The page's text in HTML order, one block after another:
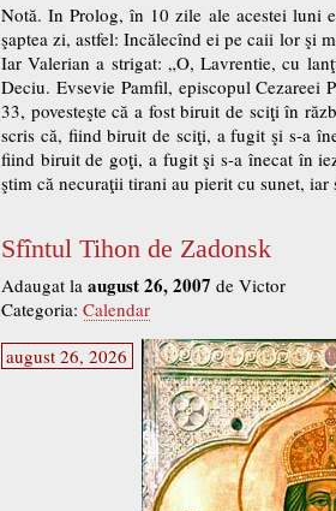
Notă. In Prolog, în 10 zile ale acestei luni
şaptea zi, astfel: Incălecînd ei pe caii lor şi
Iar Valerian a strigat: „O, Lavrentie, cu
Deciu. Evsevie Pamfil, episcopul
33, povesteşte că a fost biruit de sciţi în
scris că, fiind biruit de sciţi, a fugit şi s-a
fiind biruit de goţi, a fugit şi s-a înecat în
ştim că necuraţii tirani au pierit cu sunet,
Sfîntul Tihon de Zadonsk
Adaugat la august 26, 2007 de Victor
Categoria: Calendar
august 26, 2026